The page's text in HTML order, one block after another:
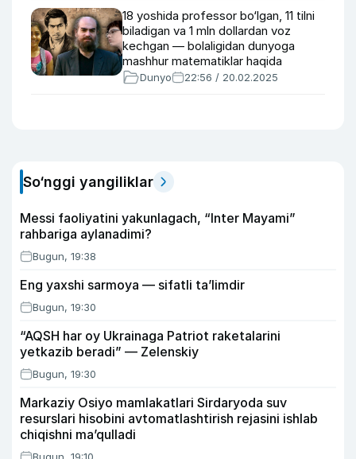
18 yoshida professor bo‘lgan, 11 tilni
biladigan va 1 mln dollardan voz
kechgan — bolaligidan dunyoga
mashhur matematiklar haqida
Dunyo 22:56 / 20.02.2025
So‘nggi yangiliklar
Messi faoliyatini yakunlagach, “Inter Mayami”
rahbariga aylanadimi?
Bugun, 19:38
Eng yaxshi sarmoya — sifatli ta’limdir
Bugun, 19:30
“AQSH har oy Ukrainaga Patriot raketalarini
yetkazib beradi” — Zelenskiy
Bugun, 19:30
Markaziy Osiyo mamlakatlari Sirdaryoda suv
resurslari hisobini avtomatlashtirish rejasini ishlab
chiqishni ma’qulladi